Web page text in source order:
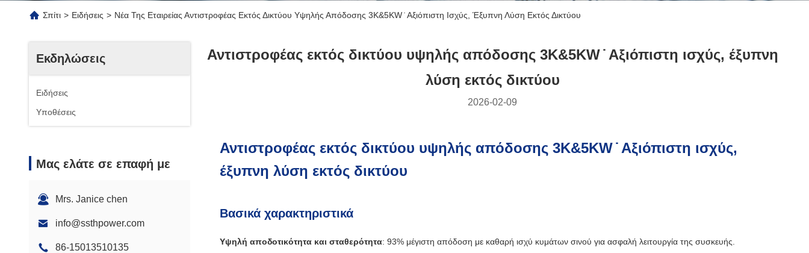
Σπίτι > Ειδήσεις > Νέα Της Εταιρείας Αντιστροφέας Εκτός Δικτύου Υψηλής Απόδοσης 3K&5KW ̇ Αξιόπιστη Ισχύς, Έξυπνη Λύση Εκτός Δικτύου
Εκδηλώσεις
Ειδήσεις
Υποθέσεις
Μας ελάτε σε επαφή με
Mrs. Janice chen
info@ssthpower.com
86-15013510135
Αντιστροφέας εκτός δικτύου υψηλής απόδοσης 3K&5KW ̇ Αξιόπιστη ισχύς, έξυπνη
λύση εκτός δικτύου
2026-02-09
Αντιστροφέας εκτός δικτύου υψηλής απόδοσης 3K&5KW ̇ Αξιόπιστη ισχύς,
έξυπνη λύση εκτός δικτύου
Βασικά χαρακτηριστικά
Υψηλή αποδοτικότητα και σταθερότητα: 93% μέγιστη απόδοση με καθαρή ισχύ κυμάτων σινού για ασφαλή λειτουργία της συσκευής.